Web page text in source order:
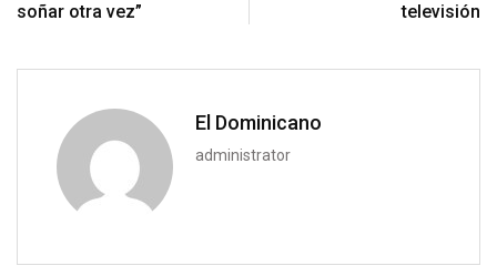
soñar otra vez”
televisión
El Dominicano
administrator